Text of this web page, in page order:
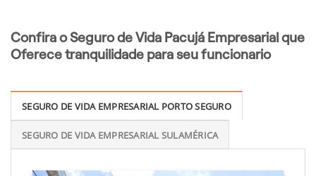
Confira o Seguro de Vida Pacujá Empresarial que
Oferece tranquilidade para seu funcionario
SEGURO DE VIDA EMPRESARIAL PORTO SEGURO
SEGURO DE VIDA EMPRESARIAL SULAMÉRICA